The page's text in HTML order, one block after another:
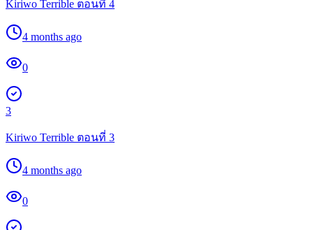
Kiriwo Terrible ตอนที่ 4
4 months ago
0
3
Kiriwo Terrible ตอนที่ 3
4 months ago
0